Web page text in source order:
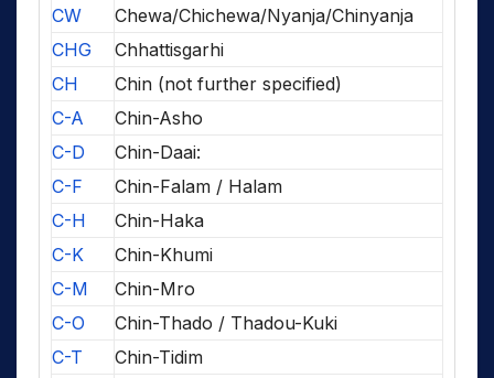
CW
Chewa/Chichewa/Nyanja/Chinyanja
CHG
Chhattisgarhi
CH
Chin (not further specified)
C-A
Chin-Asho
C-D
Chin-Daai:
C-F
Chin-Falam / Halam
C-H
Chin-Haka
C-K
Chin-Khumi
C-M
Chin-Mro
C-O
Chin-Thado / Thadou-Kuki
C-T
Chin-Tidim